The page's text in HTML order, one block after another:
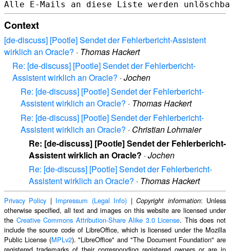
Context
[de-discuss] [Pootle] Sendet der Fehlerbericht-Assistent
wirklich an Oracle? · Thomas Hackert
Re: [de-discuss] [Pootle] Sendet der Fehlerbericht-
Assistent wirklich an Oracle? · Jochen
Re: [de-discuss] [Pootle] Sendet der Fehlerbericht-
Assistent wirklich an Oracle? · Thomas Hackert
Re: [de-discuss] [Pootle] Sendet der Fehlerbericht-
Assistent wirklich an Oracle? · Christian Lohmaier
Re: [de-discuss] [Pootle] Sendet der Fehlerbericht-
Assistent wirklich an Oracle? · Jochen
Re: [de-discuss] [Pootle] Sendet der Fehlerbericht-
Assistent wirklich an Oracle? · Thomas Hackert
Privacy Policy | Impressum (Legal Info) |Copyright information: Unless
otherwise specified, all text and images on this website are licensed under
the Creative Commons Attribution-Share Alike 3.0 License. This does not
include the source code of LibreOffice, which is licensed under the Mozilla
Public License (MPLv2). "LibreOffice" and "The Document Foundation" are